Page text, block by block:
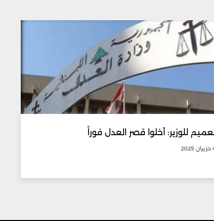
للوزير: أخلوا قصر العدل فوراً